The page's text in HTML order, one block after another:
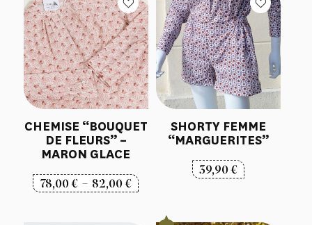
CHEMISE “BOUQUET
DE FLEURS” –
MARON GLACE
78,00€ – 82,00€Plage
prix :
SHORTY FEMME
“MARGUERITES”
39,90€